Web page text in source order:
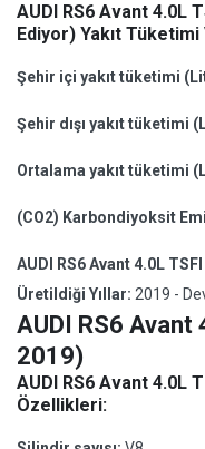
AUDI RS6 Avant 4.0L
Ediyor) Yakıt
Şehir içi yakıt tüketimi
Şehir dışı yakıt tüketimi
Ortalama yakıt tüketimi
(CO2) Karbondiyoksit
AUDI RS6 Avant 4.0L
Üretildiği Yıllar: 2019 -
AUDI RS6
2019)
AUDI RS6 Avant 4.0L
Özellikleri: